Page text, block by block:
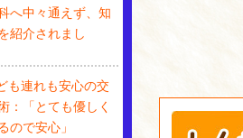
へ中々通えず、知
紹介されまし
も連れも安心の交
：「とても優しく
ので安心」